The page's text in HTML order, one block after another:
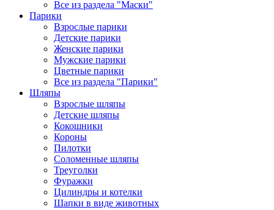
Все из раздела "Маски"
Парики
Взрослые парики
Детские парики
Женские парики
Мужские парики
Цветные парики
Все из раздела "Парики"
Шляпы
Взрослые шляпы
Детские шляпы
Кокошники
Короны
Пилотки
Соломенные шляпы
Треуголки
Фуражки
Цилиндры и котелки
Шапки в виде животных